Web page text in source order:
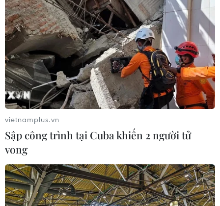
vietnamplus.vn
Sập công trình tại Cuba khiến 2 người tử
vong